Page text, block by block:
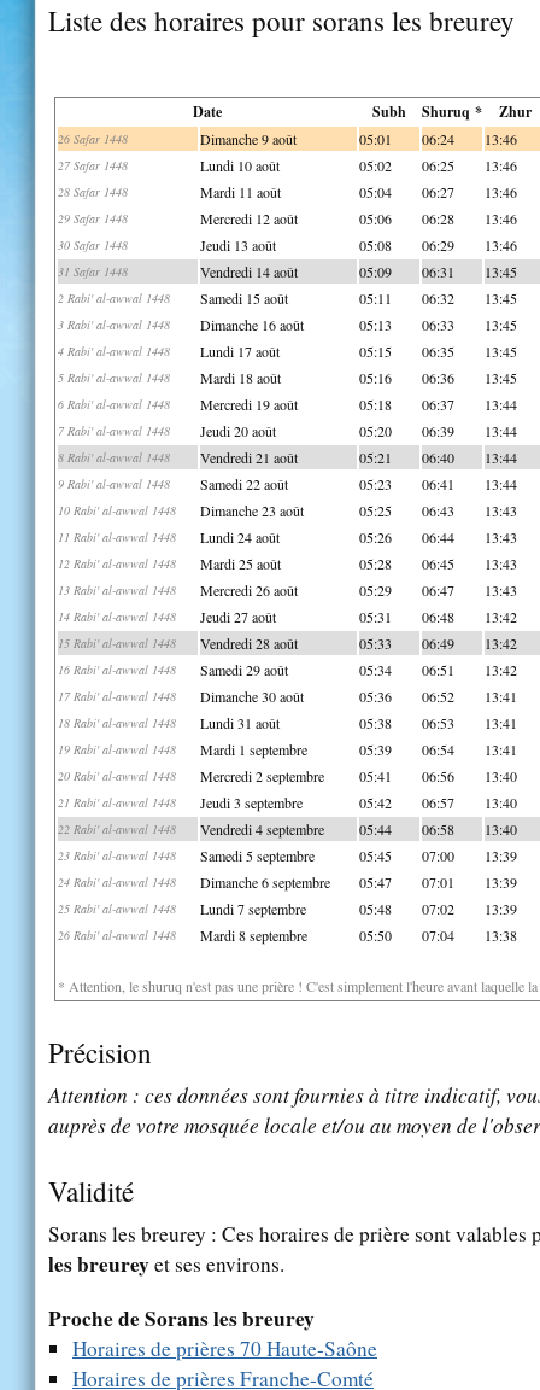
Liste des horaires pour sorans les breurey
Date Subh Shuruq * Zhur
26 Safar 1448 Dimanche 9 août 05:01 06:24 13:46
27 Safar 1448 Lundi 10 août 05:02 06:25 13:46
28 Safar 1448 Mardi 11 août 05:04 06:27 13:46
29 Safar 1448 Mercredi 12 août 05:06 06:28 13:46
30 Safar 1448 Jeudi 13 août 05:08 06:29 13:46
31 Safar 1448 Vendredi 14 août 05:09 06:31 13:45
2 Rabi' al-awwal 1448 Samedi 15 août 05:11 06:32 13:45
3 Rabi' al-awwal 1448 Dimanche 16 août 05:13 06:33 13:45
4 Rabi' al-awwal 1448 Lundi 17 août 05:15 06:35 13:45
5 Rabi' al-awwal 1448 Mardi 18 août 05:16 06:36 13:45
6 Rabi' al-awwal 1448 Mercredi 19 août 05:18 06:37 13:44
7 Rabi' al-awwal 1448 Jeudi 20 août 05:20 06:39 13:44
8 Rabi' al-awwal 1448 Vendredi 21 août 05:21 06:40 13:44
9 Rabi' al-awwal 1448 Samedi 22 août 05:23 06:41 13:44
10 Rabi' al-awwal 1448 Dimanche 23 août 05:25 06:43 13:43
11 Rabi' al-awwal 1448 Lundi 24 août 05:26 06:44 13:43
12 Rabi' al-awwal 1448 Mardi 25 août 05:28 06:45 13:43
13 Rabi' al-awwal 1448 Mercredi 26 août 05:29 06:47 13:43
14 Rabi' al-awwal 1448 Jeudi 27 août 05:31 06:48 13:42
15 Rabi' al-awwal 1448 Vendredi 28 août 05:33 06:49 13:42
16 Rabi' al-awwal 1448 Samedi 29 août 05:34 06:51 13:42
17 Rabi' al-awwal 1448 Dimanche 30 août 05:36 06:52 13:41
18 Rabi' al-awwal 1448 Lundi 31 août 05:38 06:53 13:41
19 Rabi' al-awwal 1448 Mardi 1 septembre 05:39 06:54 13:41
20 Rabi' al-awwal 1448 Mercredi 2 septembre 05:41 06:56 13:40
21 Rabi' al-awwal 1448 Jeudi 3 septembre 05:42 06:57 13:40
22 Rabi' al-awwal 1448 Vendredi 4 septembre 05:44 06:58 13:40
23 Rabi' al-awwal 1448 Samedi 5 septembre 05:45 07:00 13:39
24 Rabi' al-awwal 1448 Dimanche 6 septembre 05:47 07:01 13:39
25 Rabi' al-awwal 1448 Lundi 7 septembre 05:48 07:02 13:39
26 Rabi' al-awwal 1448 Mardi 8 septembre 05:50 07:04 13:38
* Attention, le shuruq n'est pas une prière ! C'est simplement l'heure avant laquelle
Précision
Attention : ces données sont fournies à titre indicatif,
auprès de votre mosquée locale et/ou au moyen de
Validité
Sorans les breurey : Ces horaires de prière sont
les breureyet ses environs.
Proche de Sorans les breurey
Horaires de prières 70 Haute-Saône
Horaires de prières Franche-Comté